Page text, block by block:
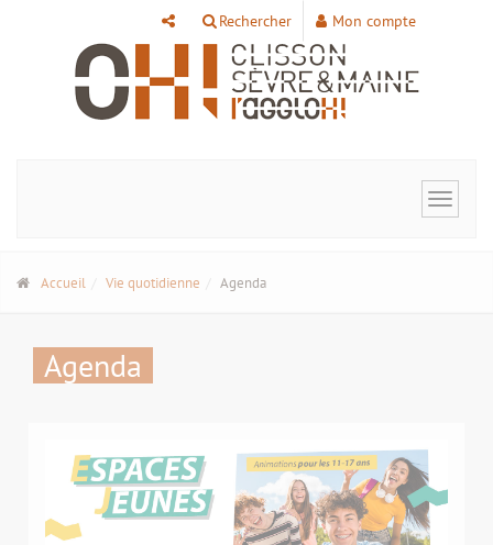
Rechercher Mon compte
Toggle
Accueil Vie quotidienne Agenda
Agenda
Panneau de gestion des cookies